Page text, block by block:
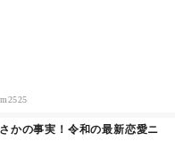
さかの事実！令和の最新恋愛ニ